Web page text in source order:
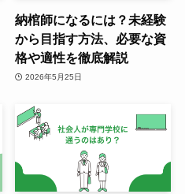
納棺師になるには？未経験
から目指す方法、必要な資
格や適性を徹底解説
2026年5月25日